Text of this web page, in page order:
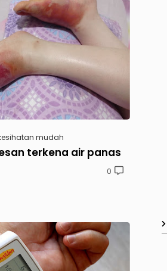
mudah
terkena air panas
0